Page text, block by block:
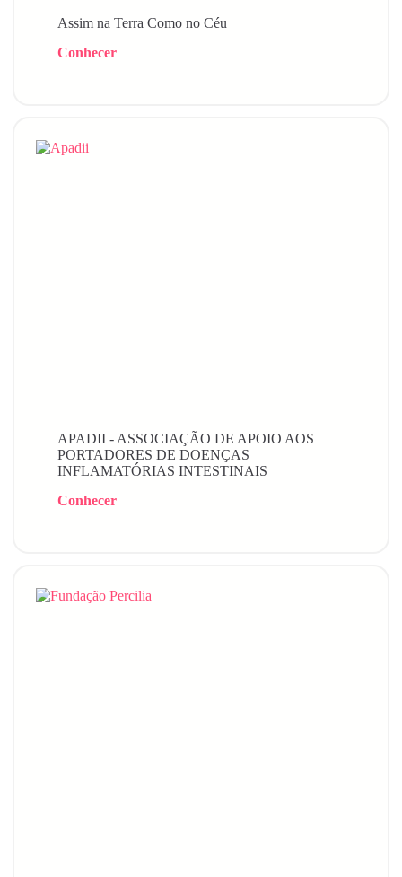
Assim na Terra Como no Céu
Conhecer
APADII - ASSOCIAÇÃO DE APOIO AOS
PORTADORES DE DOENÇAS
INFLAMATÓRIAS INTESTINAIS
Conhecer